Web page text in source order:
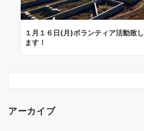
１月１６日(月)ボランティア活動致し
ます！
アーカイブ